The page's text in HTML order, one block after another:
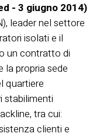
- 3 giugno 2014)
leader nel settore
isolati e il
un contratto di
la propria sede
quartiere
stabilimenti
tra cui:
clienti e